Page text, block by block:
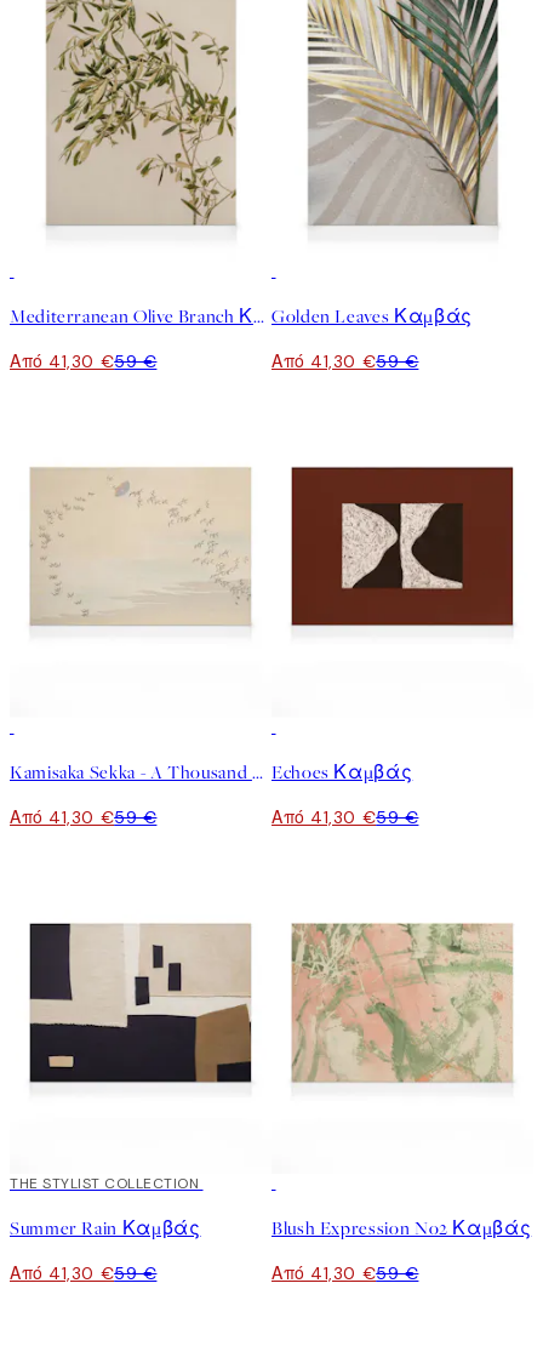
Mediterranean Olive Branch Καμβά
Από 41,30 €59 €
Golden Leaves Καμβάς
Από 41,30 €59 €
Kamisaka Sekka - A Thousand Grasses Pl.09 Καμβάς
Από 41,30 €59 €
Echoes Καμβάς
Από 41,30 €59 €
30%*
THE STYLIST COLLECTION
Summer Rain Καμβάς
Από 41,30 €59 €
Blush Expression No2 Καμβάς
Από 41,30 €59 €